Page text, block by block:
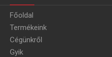
Főoldal
Termékeink
Cégünkről
Gyik